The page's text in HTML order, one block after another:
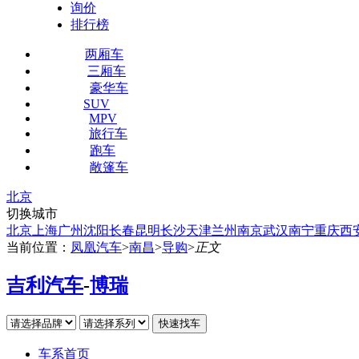
询价
排行榜
两厢车
三厢车
豪华车
SUV
MPV
旅行车
跑车
敞篷车
北京
切换城市
北京 上海广州沈阳长春昆明长沙天津兰州南京武汉南宁重庆西
当前位置： 凤凰汽车>南昌>导购>正文
吉利汽车-博瑞
车系首页